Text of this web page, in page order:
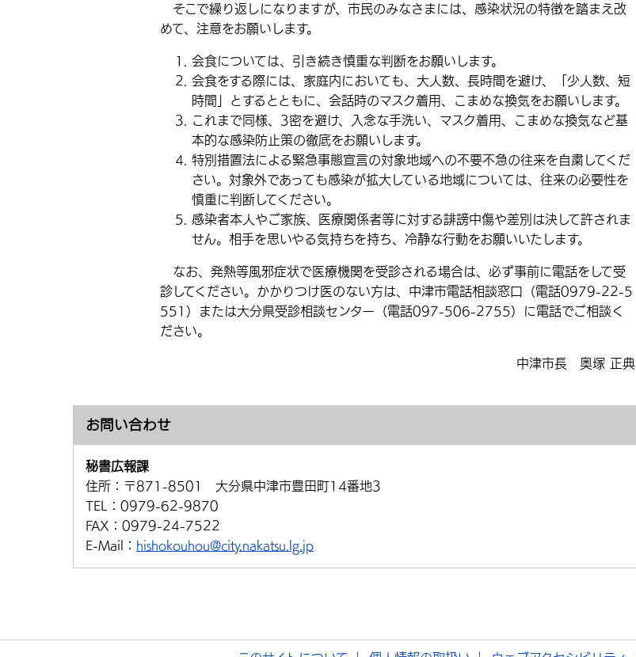
そこで繰り返しになりますが、市民のみなさまには、感染状況の特徴を踏まえ改
めて、注意をお願いします。
会食については、引き続き慎重な判断をお願いします。
会食をする際には、家庭内においても、大人数、長時間を避け、「少人数、短
時間」とするとともに、会話時のマスク着用、こまめな換気をお願いします。
これまで同様、3密を避け、入念な手洗い、マスク着用、こまめな換気など基
本的な感染防止策の徹底をお願いします。
特別措置法による緊急事態宣言の対象地域への不要不急の往来を自粛してくだ
さい。対象外であっても感染が拡大している地域については、往来の必要性を
慎重に判断してください。
感染者本人やご家族、医療関係者等に対する誹謗中傷や差別は決して許されま
せん。相手を思いやる気持ちを持ち、冷静な行動をお願いいたします。
なお、発熱等風邪症状で医療機関を受診される場合は、必ず事前に電話をして受
診してください。かかりつけ医のない方は、中津市電話相談窓口（電話0979-22-5
551）または大分県受診相談センター（電話097-506-2755）に電話でご相談く
ださい。
中津市長 奥塚 正典
お問い合わせ
秘書広報課
住所： 〒871-8501 大分県中津市豊田町14番地3
TEL： 0979-62-9870
FAX： 0979-24-7522
E-Mail： hishokouhou@city.nakatsu.lg.jp